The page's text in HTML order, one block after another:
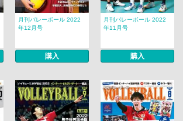
月刊バレーボール 2022
年12月号
購入
月刊バレーボール 2022
年11月号
購入